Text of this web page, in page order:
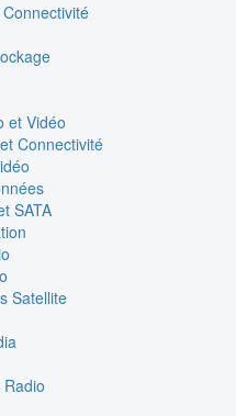
et Vidéo
Connectivité
SATA
Satellite